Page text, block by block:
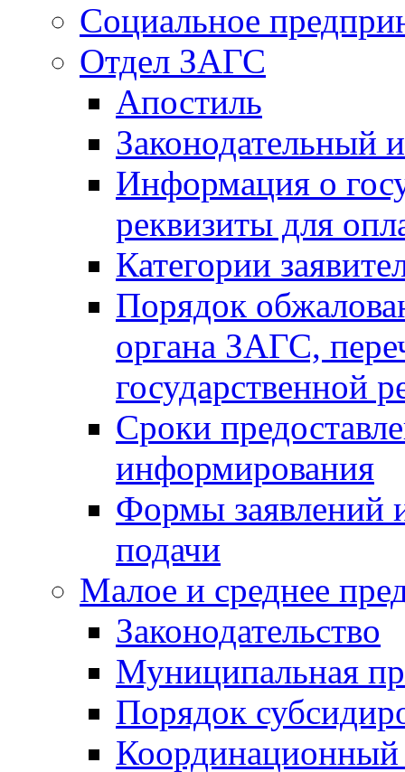
Социальное
Отдел ЗАГС
Апостиль
Законодательный
Информация о
реквизиты для
Категории
Порядок
органа ЗАГС,
государственной
Сроки
информирования
Формы заявлений
подачи
Малое и среднее
Законодательство
Муниципальная
Порядок
Координационный